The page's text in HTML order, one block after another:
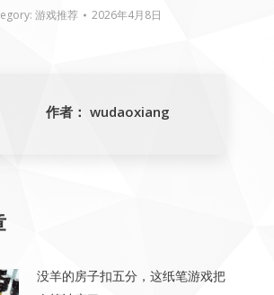
游戏推荐 2026年4月8日
作者： wudaoxiang
没羊的房子扣五分，这纸笔游戏把